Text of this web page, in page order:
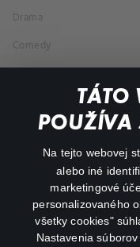
TÁTO
POUŽÍVA
Na tejto webovej
alebo iné
marketingové
personalizovaného
všetky cookies"
Nastavenia
Drama
Comedy
My profile
Important links